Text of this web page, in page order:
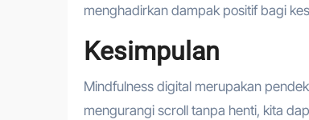
menghadirkan dampak positif bagi
Kesimpulan
Mindfulness digital merupakan
mengurangi scroll tanpa henti, kita